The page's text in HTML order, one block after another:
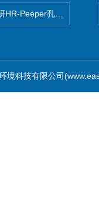
HR-Peeper孔隙水采样器
境科技有限公司